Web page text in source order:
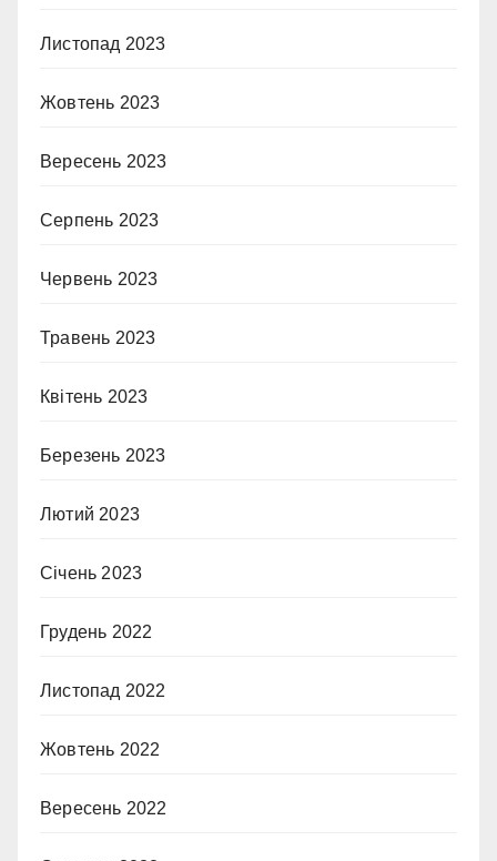
Листопад 2023
Жовтень 2023
Вересень 2023
Серпень 2023
Червень 2023
Травень 2023
Квітень 2023
Березень 2023
Лютий 2023
Січень 2023
Грудень 2022
Листопад 2022
Жовтень 2022
Вересень 2022